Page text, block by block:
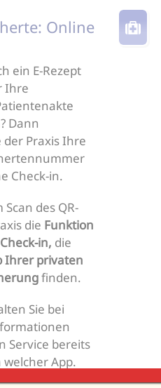
Online
ein E-Rezept
Ihre
Dann
Praxis Ihre
Check-in.
des QR-
die Funktion
in, die
Ihrer privaten
finden.
Sie bei
Service bereits
App.
finden